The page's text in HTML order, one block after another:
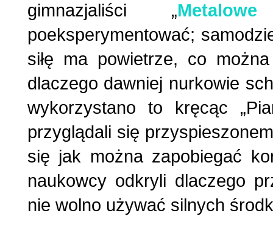
gimnazjaliści „
poeksperymentować;
siłę ma powietrze, co
dlaczego dawniej nurkowie
wykorzystano to kręcąc
przyglądali się
się jak można zapobiegać
naukowcy odkryli dlaczego
nie wolno używać silnych